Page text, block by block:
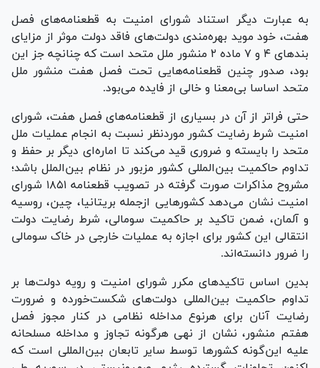
به عبارت دیگر استناد شورای امنیت به قطعنامه‌های فصل
هفت، خود موید بهره‌مندی دولت‌های فاقد دولت موثر از مزایای
بند‌های ۴ و ۷ ماده ۲ منشور ملل متحد است که چنانچه جز این
بود، صدور چنین قطعنامه‌هایی تحت فصل هفت منشور ملل
متحد اساسا بی‌معنا و خالی از فایده می‌بود.
حتی فراتر از آن در بسیاری از قطعنامه‌های فصل هفت، شورای
امنیت شرط رضایت کشور موردنظر نسبت به انجام عملیات ملل
متحد را بایسته و ضروری قید می‌کند تا اماره‌ای دیگر بر حفظ و
تداوم حاکمیت بین‌المللی کشور مزبور در نظام بین‌الملل باشد؛
مشروح مذاکرات صورت گرفته در تصویب قطعنامه ۱۸۵۱ شورای
امنیت نشان می‌دهد کشور‌هایی ازجمله بریتانیا، چین، روسیه
و آلمان، ضمن تاکید بر حاکمیت سومالی، شرط رضایت دولت
انتقالی این کشور برای اجازه به عملیات خارجی در خاک سومالی
را ضرور دانسته‌اند.
بدین اساس تاکید‌های مکرر شورای امنیت و رویه دولت‌ها بر
تداوم حاکمیت بین‌المللی دولت‌های شکست‌خورده و ضرورت
رضایت آنان برای هرنوع مداخله نظامی در کنار مجوز فصل
هفتم منشور، نشان از نهی هرگونه تجاوز و مداخله مسلحانه
علیه این‌گونه کشور‌ها توسط سایر تابعان بین‌المللی است که